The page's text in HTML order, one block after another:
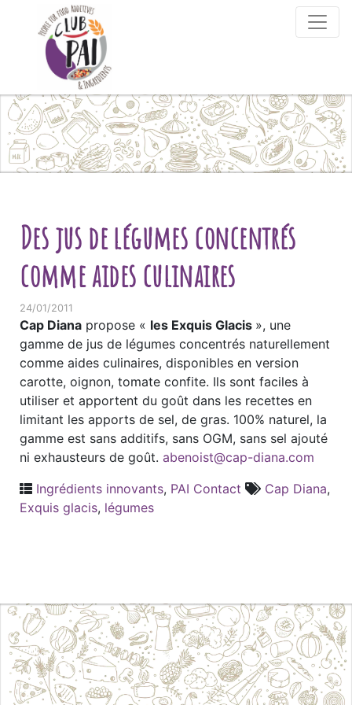
Skip to content
Des jus de légumes concentrés
comme aides culinaires
24/01/2011
Cap Diana propose « les Exquis Glacis », une
gamme de jus de légumes concentrés naturellement
comme aides culinaires, disponibles en version
carotte, oignon, tomate confite. Ils sont faciles à
utiliser et apportent du goût dans les recettes en
limitant les apports de sel, de gras. 100% naturel, la
gamme est sans additifs, sans OGM, sans sel ajouté
ni exhausteurs de goût. abenoist@cap-diana.com
Ingrédients innovants, PAI Contact Cap Diana,
Exquis glacis, légumes